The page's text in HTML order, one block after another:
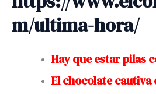
m/ultima-hora/
Hay que estar pilas
El chocolate cautiva